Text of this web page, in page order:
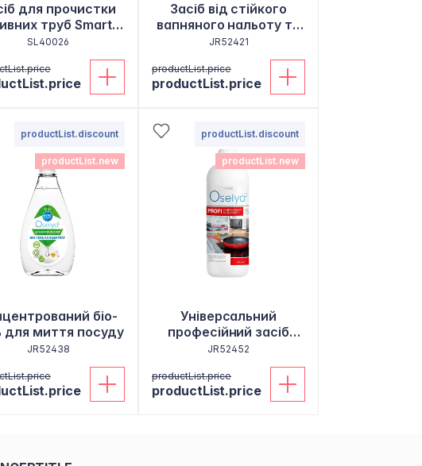
для прочистки
труб Smart
Life
SL40026
Засіб від стійкого
вапняного нальоту та
іржі "Суперефект"
JR52421
productList.price
productList.price
productList.discount
productList.new
біо-
для миття посуду
JR52438
productList.discount
productList.new
Універсальний
професійний засіб
"АнтиЖир"
JR52452
productList.price
productList.price